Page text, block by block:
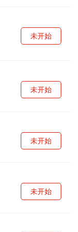
未开始
未开始
未开始
未开始